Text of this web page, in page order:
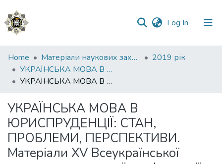
Log In (current)
Communities
&
Collections
All of DSpace
Statistics
Home Матеріали наукових заходів
2019 рік
УКРАЇНСЬКА МОВА В ЮРИСПРУДЕНЦІЇ: СТАН, ПРОБЛЕМИ, ПЕРСПЕКТИВИ Частина 2
УКРАЇНСЬКА МОВА В ЮРИСПРУДЕНЦІЇ: СТАН, ПРОБЛЕМИ, ПЕРСПЕКТИВИ. Матеріали XV Всеукраїнської науково-практичної конференції з проблем розвитку та функціонування державної мови. (Київ, 28 листопада 2019 року). Частина 2
УКРАЇНСЬКА МОВА В
ЮРИСПРУДЕНЦІЇ: СТАН,
ПРОБЛЕМИ, ПЕРСПЕКТИВИ.
Матеріали XV Всеукраїнської